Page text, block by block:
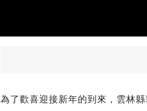
為了歡喜迎接新年的到來，雲林